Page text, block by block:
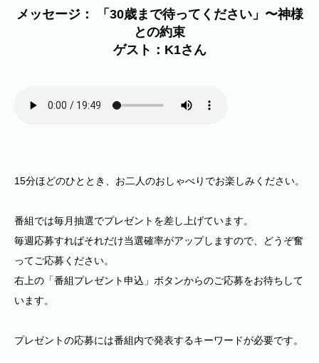
メッセージ： 「30歳まで待ってください」〜神様
との約束
ゲスト：K1さん
15分ほどのひととき、お二人のおしゃべりでお楽しみください。
番組では毎月抽選でプレゼントを差し上げています。
毎週応募すればそれだけ当選確率がアップしますので、どうぞ奮
ってご応募ください。
右上の「番組プレゼント申込」ボタンからのご応募をお待ちして
います。
プレゼントの応募には番組内で発表するキーワードが必要です。